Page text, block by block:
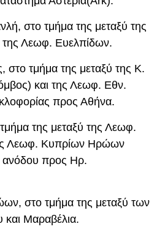
στο τμήμα της μεταξύ της
της Λεωφ. Ευελπίδων.
στο τμήμα της μεταξύ της Κ.
και της Λεωφ. Εθν.
προς Αθήνα.
της μεταξύ της Λεωφ.
Λεωφ. Κυπρίων Ηρώων
ανόδου προς Ηρ.
στο τμήμα της μεταξύ των
Μαραβέλια.